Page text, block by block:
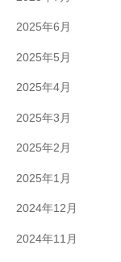
2025年6月
2025年5月
2025年4月
2025年3月
2025年2月
2025年1月
2024年12月
2024年11月